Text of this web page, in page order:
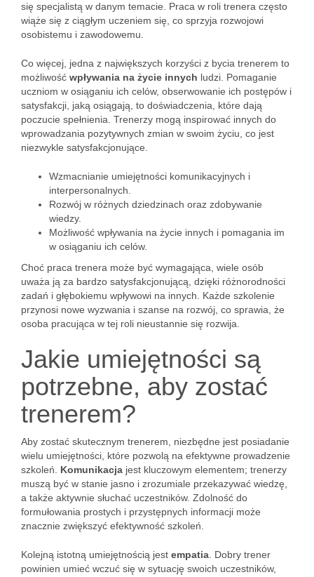
się specjalistą w danym temacie. Praca w roli trenera często
wiąże się z ciągłym uczeniem się, co sprzyja rozwojowi
osobistemu i zawodowemu.
Co więcej, jedna z największych korzyści z bycia trenerem to
możliwość wpływania na życie innych ludzi. Pomaganie
uczniom w osiąganiu ich celów, obserwowanie ich postępów i
satysfakcji, jaką osiągają, to doświadczenia, które dają
poczucie spełnienia. Trenerzy mogą inspirować innych do
wprowadzania pozytywnych zmian w swoim życiu, co jest
niezwykle satysfakcjonujące.
Wzmacnianie umiejętności komunikacyjnych i
interpersonalnych.
Rozwój w różnych dziedzinach oraz zdobywanie
wiedzy.
Możliwość wpływania na życie innych i pomagania im
w osiąganiu ich celów.
Choć praca trenera może być wymagająca, wiele osób
uważa ją za bardzo satysfakcjonującą, dzięki różnorodności
zadań i głębokiemu wpływowi na innych. Każde szkolenie
przynosi nowe wyzwania i szanse na rozwój, co sprawia, że
osoba pracująca w tej roli nieustannie się rozwija.
Jakie umiejętności są
potrzebne, aby zostać
trenerem?
Aby zostać skutecznym trenerem, niezbędne jest posiadanie
wielu umiejętności, które pozwolą na efektywne prowadzenie
szkoleń. Komunikacja jest kluczowym elementem; trenerzy
muszą być w stanie jasno i zrozumiale przekazywać wiedzę,
a także aktywnie słuchać uczestników. Zdolność do
formułowania prostych i przystępnych informacji może
znacznie zwiększyć efektywność szkoleń.
Kolejną istotną umiejętnością jest empatia . Dobry trener
powinien umieć wczuć się w sytuację swoich uczestników,